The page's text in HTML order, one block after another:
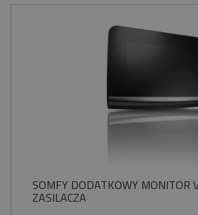
SOMFY DODATKOWY MONITOR
ZASILACZA